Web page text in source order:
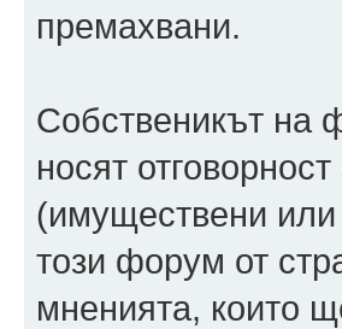
премахвани.
Собственикът на
носят
(имуществени или
този форум от
мненията, които